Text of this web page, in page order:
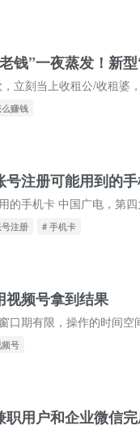
老钱”一夜蒸发！新
赚钱
号注册可能用到的
注册 # 手机卡
视频号拿到结果
口期有限，操作的时间空
号
职用户和企业微信